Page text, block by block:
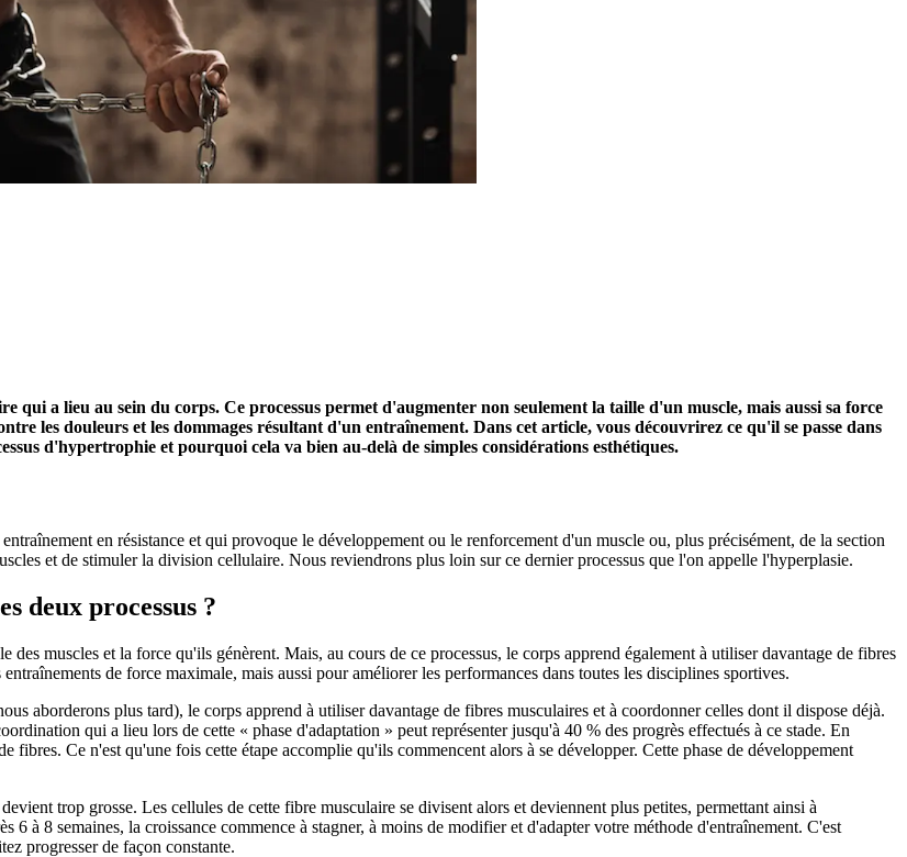
qui a lieu au sein du corps. Ce processus permet d'augmenter non seulement la taille d'un muscle, mais aussi sa force
les douleurs et les dommages résultant d'un entraînement. Dans cet article, vous découvrirez ce qu'il se passe dans
d'hypertrophie et pourquoi cela va bien au-delà de simples considérations esthétiques.
en résistance et qui provoque le développement ou le renforcement d'un muscle ou, plus précisément, de la section
et de stimuler la division cellulaire. Nous reviendrons plus loin sur ce dernier processus que l'on appelle l'hyperplasie.
deux processus ?
muscles et la force qu'ils génèrent. Mais, au cours de ce processus, le corps apprend également à utiliser davantage de fibres
de force maximale, mais aussi pour améliorer les performances dans toutes les disciplines sportives.
aborderons plus tard), le corps apprend à utiliser davantage de fibres musculaires et à coordonner celles dont il dispose déjà.
qui a lieu lors de cette « phase d'adaptation » peut représenter jusqu'à 40 % des progrès effectués à ce stade. En
fibres. Ce n'est qu'une fois cette étape accomplie qu'ils commencent alors à se développer. Cette phase de développement
trop grosse. Les cellules de cette fibre musculaire se divisent alors et deviennent plus petites, permettant ainsi à
à 8 semaines, la croissance commence à stagner, à moins de modifier et d'adapter votre méthode d'entraînement. C'est
progresser de façon constante.